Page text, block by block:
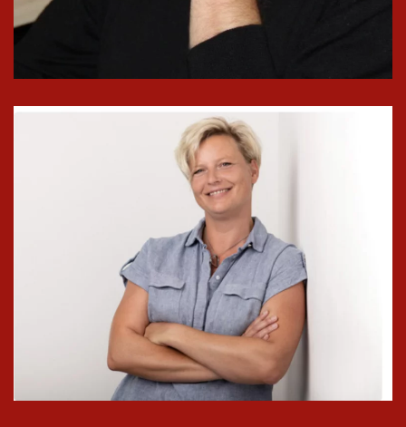
In groß
ansehen